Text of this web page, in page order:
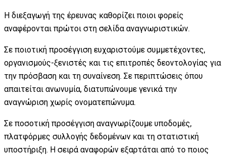
Η διεξαγωγή της έρευνας καθορίζει ποιοι φορείς
αναφέρονται πρώτοι στη σελίδα αναγνωριστικών.
Σε ποιοτική προσέγγιση ευχαριστούμε συμμετέχοντες,
οργανισμούς-ξενιστές και τις επιτροπές δεοντολογίας για
την πρόσβαση και τη συναίνεση. Σε περιπτώσεις όπου
απαιτείται ανωνυμία, διατυπώνουμε γενικά την
αναγνώριση χωρίς ονοματεπώνυμα.
Σε ποσοτική προσέγγιση αναγνωρίζουμε υποδομές,
πλατφόρμες συλλογής δεδομένων και τη στατιστική
υποστήριξη. Η σειρά αναφορών εξαρτάται από το ποιος